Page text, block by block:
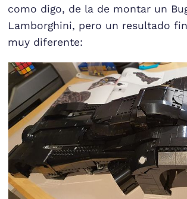
como digo, de la de montar un
Lamborghini, pero un resultado
muy diferente: